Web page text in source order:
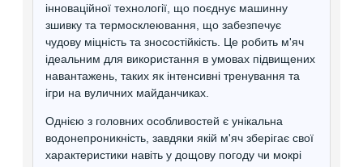
інноваційної технології, що поєднує машинну
зшивку та термосклеювання, що забезпечує
чудову міцність та зносостійкість. Це робить м'яч
ідеальним для використання в умовах підвищених
навантажень, таких як інтенсивні тренування та
ігри на вуличних майданчиках.
Однією з головних особливостей є унікальна
водонепроникність, завдяки якій м'яч зберігає свої
характеристики навіть у дощову погоду чи мокрі